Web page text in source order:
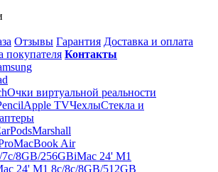
Отзывы Гарантия Доставка и оплата
покупателя Контакты
Очки виртуальной реальности
Apple TVЧехлыСтекла и
Marshall
MacBook Air
8GB/256GBiMac 24' M1
24' M1 8c/8c/8GB/512GB